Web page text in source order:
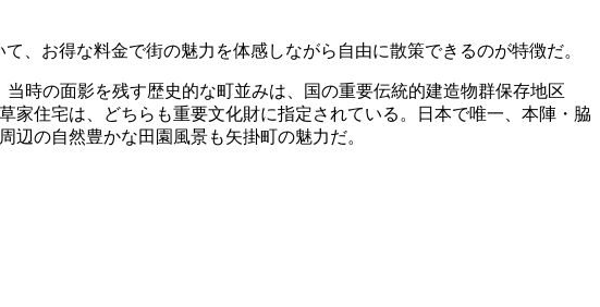
、お得な料金で街の魅力を体感しながら自由に散策できるのが特徴だ。
時の面影を残す歴史的な町並みは、国の重要伝統的建造物群保存地区
家住宅は、どちらも重要文化財に指定されている。日本で唯一、本陣・脇
の自然豊かな田園風景も矢掛町の魅力だ。